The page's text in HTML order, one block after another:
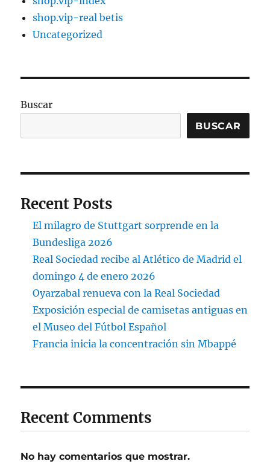
shop.vip-real betis
Uncategorized
Buscar
BUSCAR
Recent Posts
El milagro de Stuttgart sorprende en la
Bundesliga 2026
Real Sociedad recibe al Atlético de Madrid el
domingo 4 de enero 2026
Oyarzabal renueva con la Real Sociedad
Exposición especial de camisetas antiguas en
el Museo del Fútbol Español
Francia inicia la concentración sin Mbappé
Recent Comments
No hay comentarios que mostrar.